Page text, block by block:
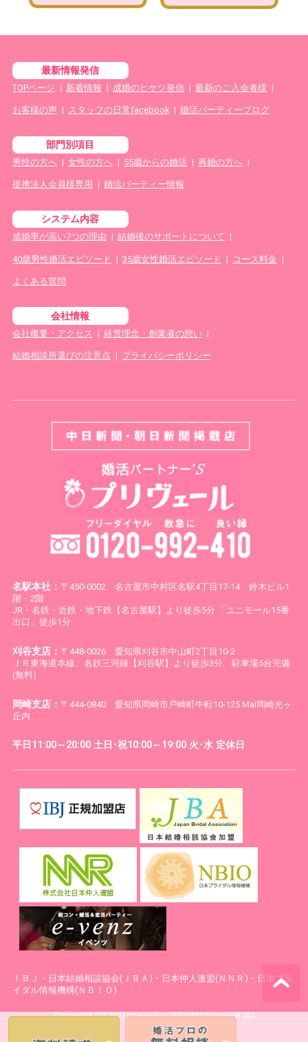
最新情報発信
TOPページ | 新着情報 | 成婚のヒケツ発信 | 最新のご入会者様 |
お客様の声| スタッフの日常facebook | 婚活パーティーブログ
部門別項目
男性の方へ| 女性の方へ | 55歳からの婚活 | 再婚の方へ |
提携法人会員様専用 | 婚活パーティー情報
システム内容
成婚率が高い7つの理由 | 結婚後のサポートについて |
40歳男性婚活エピソード | 35歳女性婚活エピソード | コース料金 |
よくある質問
会社情報
会社概要・アクセス | 経営理念・創業者の想い |
結婚相談所選びの注意点 | プライバシーポリシー
名駅本社： 〒450-0002 名古屋市中村区名駅4丁目17-14 鈴木ビル1
階・2階
JR・名鉄・近鉄・地下鉄【名古屋駅】より徒歩5分 「ユニモール15番
出口」徒歩1分
刈谷支店： 〒448-0026 愛知県刈谷市中山町2丁目10-2
ＪＲ東海道本線、名鉄三河線【刈谷駅】より徒歩3分 駐車場5台完備
(無料)
岡崎支店： 〒444-0840 愛知県岡崎市戸崎町牛転10-125 Mai岡崎光ヶ
丘内
平日11:00～20:00 土日･祝10:00～19:00 火･水 定休日
ⅠＢＪ・日本結婚相談協会(ＪＢＡ)・日本仲人連盟(ＮＮＲ)・日本ブラ
イダル情報機構(ＮＢＩＯ)
Copyright (C) プリヴェール Allrights reserved.(X)